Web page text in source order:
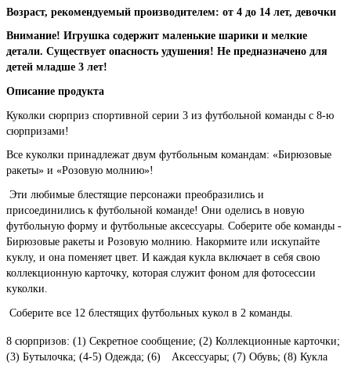
Возраст, рекомендуемый производителем: от 4 до 14 лет, девочки
Внимание! Игрушка содержит маленькие шарики и мелкие
детали. Существует опасность удушения! Не предназначено для
детей младше 3 лет!
Описание продукта
Куколки сюрприз спортивной серии 3 из футбольной команды с 8-ю
сюрпризами!
Все куколки принадлежат двум футбольным командам: «Бирюзовые
ракеты» и «Розовую молнию»!
Эти любимые блестящие персонажи преобразились и
присоединились к футбольной команде! Они оделись в новую
футбольную форму и футбольные аксессуары. Соберите обе команды -
Бирюзовые ракеты и Розовую молнию. Накормите или искупайте
куклу, и она поменяет цвет. И каждая кукла включает в себя свою
коллекционную карточку, которая служит фоном для фотосессии
куколки.
Соберите все 12 блестящих футбольных кукол в 2 команды.
8 сюрпризов: (1) Секретное сообщение; (2) Коллекционные карточки;
(3) Бутылочка; (4-5) Одежда; (6) Аксессуары; (7) Обувь; (8) Кукла